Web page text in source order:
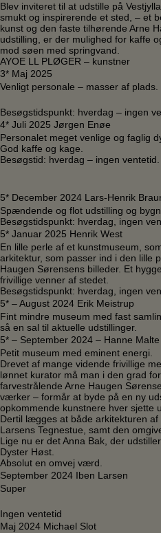
Blev inviteret til at udstille på
smukt og inspirerende et sted, – et
kunst og den faste tilhørende Arne
udstilling, er der mulighed for kaffe
mod søen med springvand.
AYOE LL PLØGER – kunstner
3* Maj 2025
Venligt personale – masser af plads.
Besøgstidspunkt: hverdag – ingen
4* Juli 2025 Jørgen Enøe
Personalet meget venlige og faglig
God kaffe og kage.
Besøgstid: hverdag – ingen ventetid.
5* December 2024 Lars-Henrik
Spændende og flot udstilling og
Besøgstidspunkt: hverdag, ingen
5* Januar 2025 Henrik West
En lille perle af et kunstmuseum,
arkitektur, som passer ind i den lille
Haugen Sørensens billeder. Et
frivillige venner af stedet.
Besøgstidspunkt: hverdag, ingen
5* – August 2024 Erik Meistrup
Fint mindre museum med fast
så en sal til aktuelle udstillinger.
5* – September 2024 – Hanne Malte
Petit museum med eminent energi.
Drevet af mange vidende frivillige
lønnet kurator må man i den grad
farvestrålende Arne Haugen
værker – formår at byde på en ny
opkommende kunstnere hver sjette
Dertil lægges at både arkitekturen
Larsens Tegnestue, samt den
Lige nu er det Anna Bak, der
Dyster Høst.
Absolut en omvej værd.
September 2024 Iben Larsen
Super
Ingen ventetid
Maj 2024 Michael Slot